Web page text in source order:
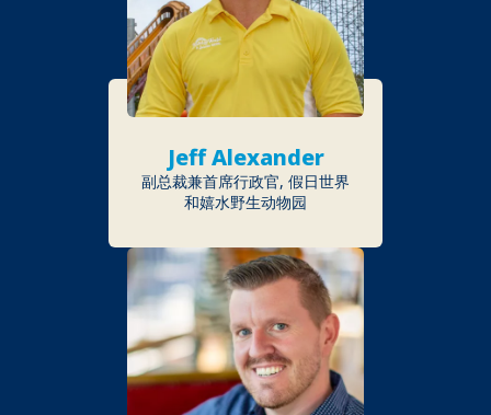
Jeff Alexander
副总裁兼首席行政官, 假日世界
和嬉水野生动物园